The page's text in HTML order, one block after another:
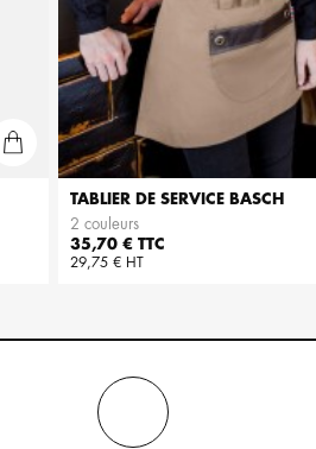
TABLIER DE SERVICE BASCH
2 couleurs
Prix
35,70 € TTC
29,75 € HT